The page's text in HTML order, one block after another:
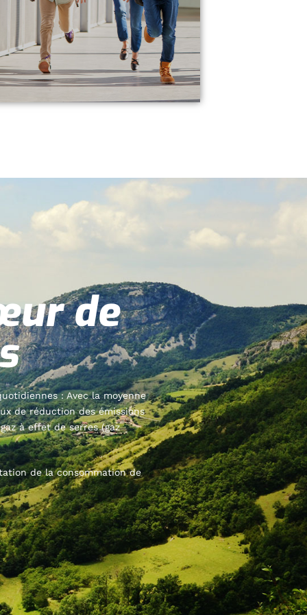
de
: Avec la moyenne
de réduction des émissions
à effet de serres (gaz
de la consommation de